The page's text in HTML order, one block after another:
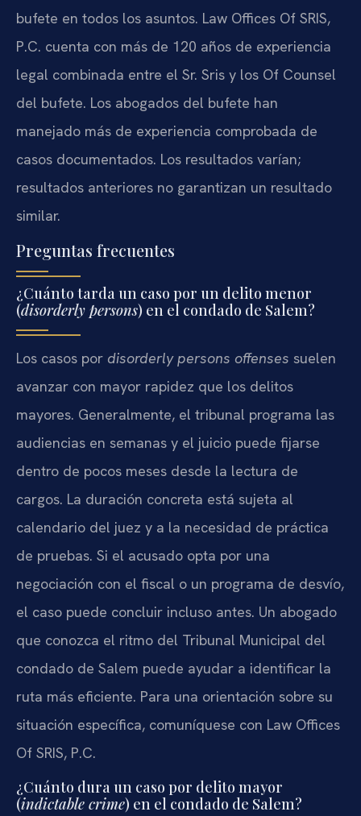
bufete en todos los asuntos. Law Offices Of SRIS,
P.C. cuenta con más de 120 años de experiencia
legal combinada entre el Sr. Sris y los Of Counsel
del bufete. Los abogados del bufete han
manejado más de experiencia comprobada de
casos documentados. Los resultados varían;
resultados anteriores no garantizan un resultado
similar.
Preguntas frecuentes
¿Cuánto tarda un caso por un delito menor
(disorderly persons) en el condado de Salem?
Los casos por disorderly persons offenses suelen
avanzar con mayor rapidez que los delitos
mayores. Generalmente, el tribunal programa las
audiencias en semanas y el juicio puede fijarse
dentro de pocos meses desde la lectura de
cargos. La duración concreta está sujeta al
calendario del juez y a la necesidad de práctica
de pruebas. Si el acusado opta por una
negociación con el fiscal o un programa de desvío,
el caso puede concluir incluso antes. Un abogado
que conozca el ritmo del Tribunal Municipal del
condado de Salem puede ayudar a identificar la
ruta más eficiente. Para una orientación sobre su
situación específica, comuníquese con Law Offices
Of SRIS, P.C.
¿Cuánto dura un caso por delito mayor
(indictable crime) en el condado de Salem?